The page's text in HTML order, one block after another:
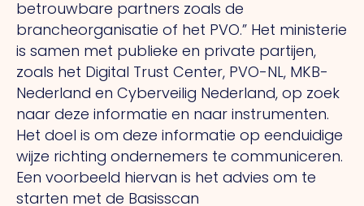
betrouwbare partners zoals de
brancheorganisatie of het PVO.” Het ministerie
is samen met publieke en private partijen,
zoals het Digital Trust Center, PVO-NL, MKB-
Nederland en Cyberveilig Nederland, op zoek
naar deze informatie en naar instrumenten.
Het doel is om deze informatie op eenduidige
wijze richting ondernemers te communiceren.
Een voorbeeld hiervan is het advies om te
starten met de Basisscan